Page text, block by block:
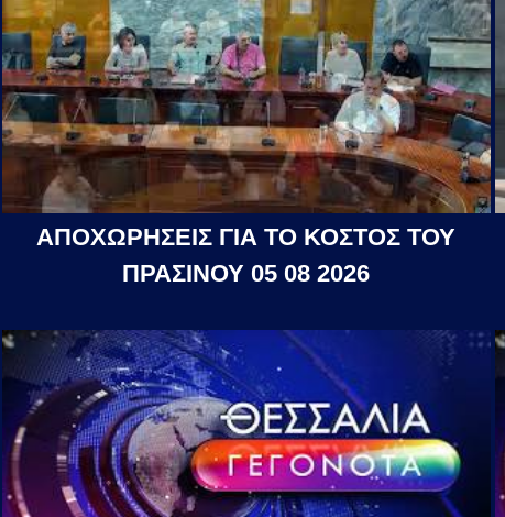
ΑΠΟΧΩΡΗΣΕΙΣ ΓΙΑ ΤΟ ΚΟΣΤΟΣ ΤΟΥ
ΠΡΑΣΙΝΟΥ 05 08 2026